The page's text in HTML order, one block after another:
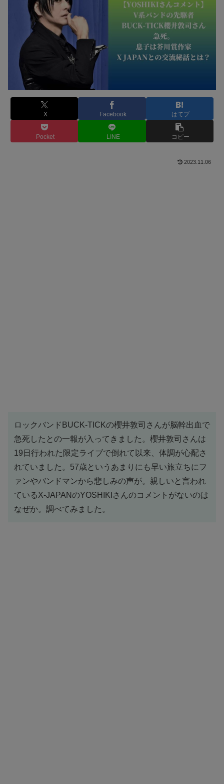
X Facebook はてブ
Pocket LINE コピー
2023.11.06
ロックバンドBUCK-TICKの櫻井敦司さんが脳幹出血で
急死したとの一報が入ってきました。櫻井敦司さんは
19日行われた限定ライブで倒れて以来、体調が心配さ
れていました。57歳というあまりにも早い旅立ちにフ
ァンやバンドマンから悲しみの声が。親しいと言われ
ているX-JAPANのYOSHIKIさんのコメントがないのは
なぜか。調べてみました。